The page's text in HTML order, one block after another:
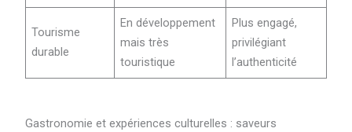
Tourisme
durable
En développement
mais très
touristique
Plus engagé,
privilégiant
l’authenticité
Gastronomie et expériences culturelles : saveurs